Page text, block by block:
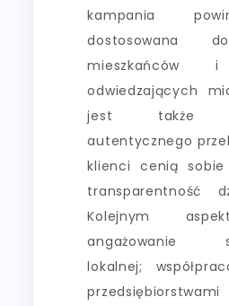
kampania
dostosowana
mieszkańców
odwiedzających
jest także
autentycznego
klienci cenią
transparentność
Kolejnym
angażowanie
lokalnej;